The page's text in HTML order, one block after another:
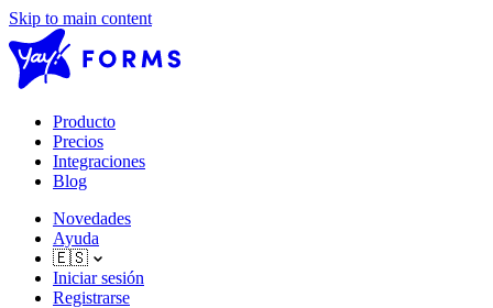
Skip to main content
Producto
Precios
Integraciones
Blog
Novedades
Ayuda
🇪🇸
Iniciar sesión
Registrarse